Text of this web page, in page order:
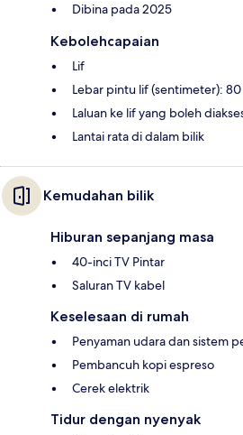
Dibina pada 2025
Kebolehcapaian
Lif
Lebar pintu lif (sentimeter): 80
Laluan ke lif yang boleh
Lantai rata di dalam bilik
Kemudahan bilik
Hiburan sepanjang masa
40-inci TV Pintar
Saluran TV kabel
Keselesaan di rumah
Penyaman udara dan sistem
Pembancuh kopi espreso
Cerek elektrik
Tidur dengan nyenyak